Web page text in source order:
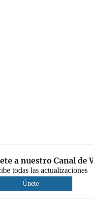
a nuestro Canal de
todas las actualizaciones
Únete